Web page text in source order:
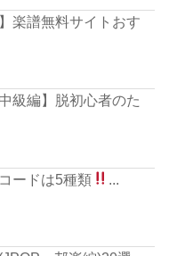
楽譜無料サイトおす
級編】脱初心者のた
ードは5種類